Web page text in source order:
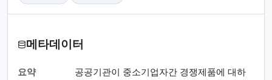
메타데이터
요약
공공기관이 중소기업자간 경쟁제품에 대하